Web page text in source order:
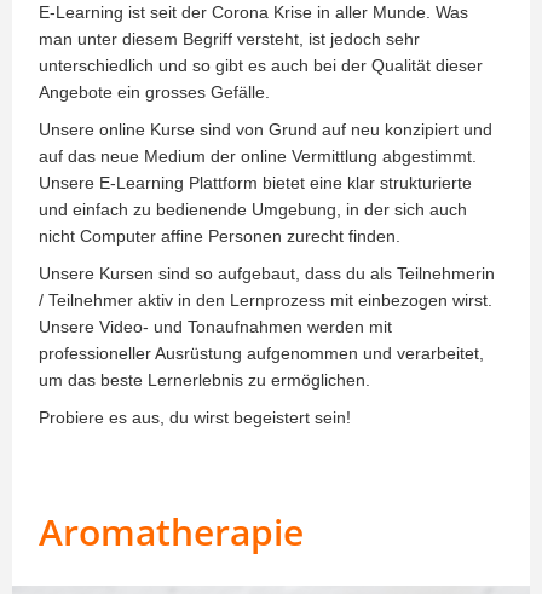
E-Learning ist seit der Corona Krise in aller Munde. Was
man unter diesem Begriff versteht, ist jedoch sehr
unterschiedlich und so gibt es auch bei der Qualität dieser
Angebote ein grosses Gefälle.
Unsere online Kurse sind von Grund auf neu konzipiert und
auf das neue Medium der online Vermittlung abgestimmt.
Unsere E-Learning Plattform bietet eine klar strukturierte
und einfach zu bedienende Umgebung, in der sich auch
nicht Computer affine Personen zurecht finden.
Unsere Kursen sind so aufgebaut, dass du als Teilnehmerin
/ Teilnehmer aktiv in den Lernprozess mit einbezogen wirst.
Unsere Video- und Tonaufnahmen werden mit
professioneller Ausrüstung aufgenommen und verarbeitet,
um das beste Lernerlebnis zu ermöglichen.
Probiere es aus, du wirst begeistert sein!
Aromatherapie